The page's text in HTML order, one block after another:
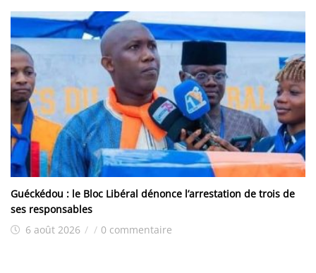
Guéckédou : le Bloc Libéral dénonce l’arrestation de trois de
ses responsables
6 août 2026 / / 0 commentaire